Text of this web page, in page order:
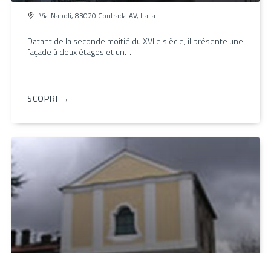
Via Napoli, 83020 Contrada AV, Italia
Datant de la seconde moitié du XVIIe siècle, il présente une
façade à deux étages et un…
SCOPRI →